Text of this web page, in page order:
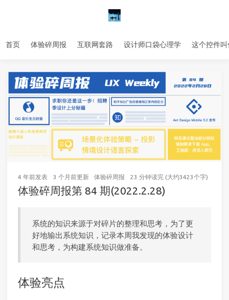
首页 体验碎周报 互联网套路 设计师口袋心理学 这个控件叫
4 年前发表 3 个月前更新 体验碎周报 23 分钟读完 (大约3423个字)
体验碎周报第 84 期(2022.2.28)
系统的知识来源于对碎片的整理和思考，为了更
好地输出系统知识，记录本周我发现的体验设计
和思考，为构建系统知识做准备。
体验亮点